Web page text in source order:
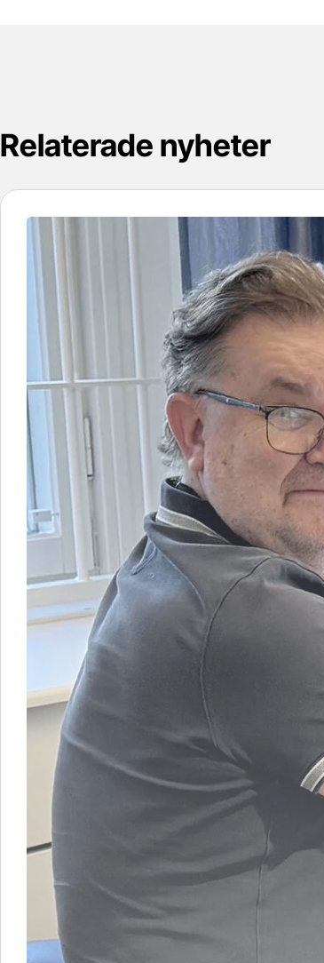
Relaterade nyheter